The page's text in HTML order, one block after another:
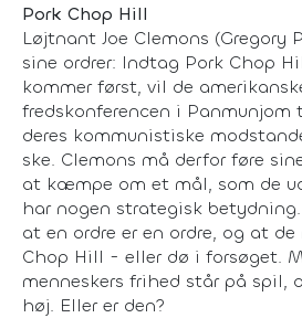
Pork Chop Hill
Løjtnant Joe Clemons (Gregory
sine ordrer: Indtag Pork Chop
kommer først, vil de
fredskonferencen i Panmunjom
deres kommunistiske
ske. Clemons må derfor føre
at kæmpe om et mål, som de
har nogen strategisk
at en ordre er en ordre, og at
Chop Hill - eller dø i forsøget.
menneskers frihed står på spil,
høj. Eller er den?